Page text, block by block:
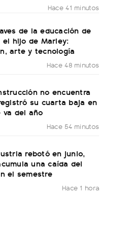
Hace 41 minutos
de la educación de
el hijo de Marley:
arte y tecnología
Hace 48 minutos
no encuentra
su cuarta baja en
va del año
Hace 54 minutos
rebotó en junio,
una caída del
el semestre
Hace 1 hora